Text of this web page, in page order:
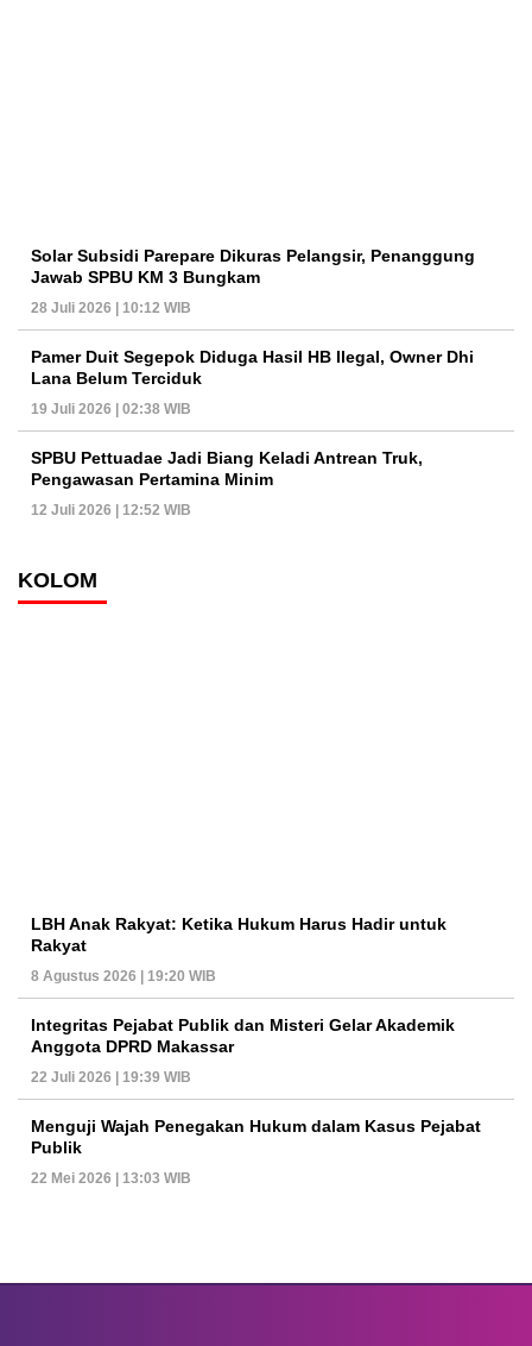
Solar Subsidi Parepare Dikuras Pelangsir, Penanggung
Jawab SPBU KM 3 Bungkam
28 Juli 2026 | 10:12 WIB
Pamer Duit Segepok Diduga Hasil HB Ilegal, Owner Dhi
Lana Belum Terciduk
19 Juli 2026 | 02:38 WIB
SPBU Pettuadae Jadi Biang Keladi Antrean Truk,
Pengawasan Pertamina Minim
12 Juli 2026 | 12:52 WIB
KOLOM
LBH Anak Rakyat: Ketika Hukum Harus Hadir untuk
Rakyat
8 Agustus 2026 | 19:20 WIB
Integritas Pejabat Publik dan Misteri Gelar Akademik
Anggota DPRD Makassar
22 Juli 2026 | 19:39 WIB
Menguji Wajah Penegakan Hukum dalam Kasus Pejabat
Publik
22 Mei 2026 | 13:03 WIB